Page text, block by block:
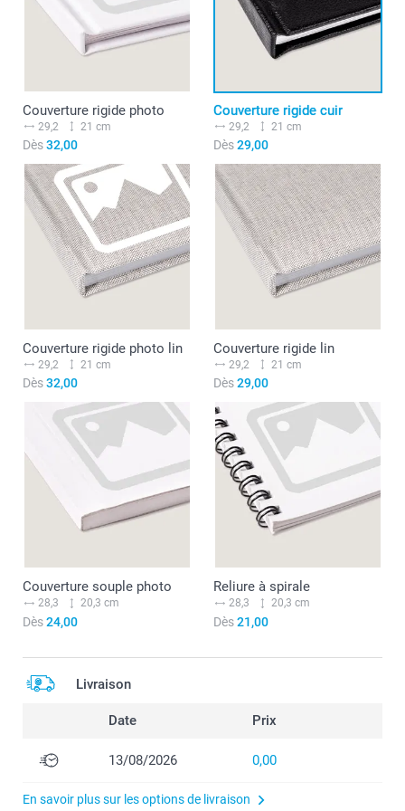
Couverture rigide photo
29,2 21 cm
Dès32,00
Couverture rigide cuir
29,2 21 cm
Dès29,00
Couverture rigide photo lin
29,2 21 cm
Dès32,00
Couverture rigide lin
29,2 21 cm
Dès29,00
Couverture souple photo
28,3 20,3 cm
Dès24,00
Reliure à spirale
28,3 20,3 cm
Dès21,00
Livraison
Date Prix
13/08/2026 0,00
En savoir plus sur les options de livraison